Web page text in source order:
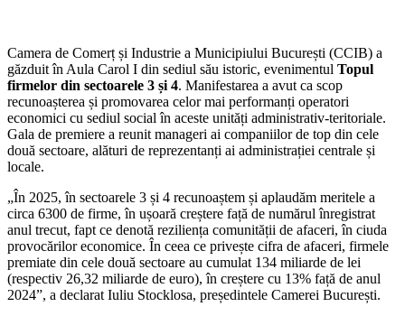
Camera de Comerț și Industrie a Municipiului București (CCIB) a
găzduit în Aula Carol I din sediul său istoric, evenimentul Topul
firmelor din sectoarele 3 și 4. Manifestarea a avut ca scop
recunoașterea și promovarea celor mai performanți operatori
economici cu sediul social în aceste unități administrativ-teritoriale.
Gala de premiere a reunit manageri ai companiilor de top din cele
două sectoare, alături de reprezentanți ai administrației centrale și
locale.
„În 2025, în sectoarele 3 și 4 recunoaștem și aplaudăm meritele a
circa 6300 de firme, în ușoară creștere față de numărul înregistrat
anul trecut, fapt ce denotă reziliența comunității de afaceri, în ciuda
provocărilor economice. În ceea ce privește cifra de afaceri, firmele
premiate din cele două sectoare au cumulat 134 miliarde de lei
(respectiv 26,32 miliarde de euro), în creștere cu 13% față de anul
2024”, a declarat Iuliu Stocklosa, președintele Camerei București.